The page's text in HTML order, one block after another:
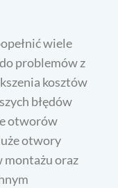
wiele
problemów z
kosztów
błędów
otworów
otwory
montażu oraz